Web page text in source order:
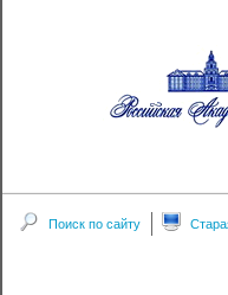
Поиск по сайту